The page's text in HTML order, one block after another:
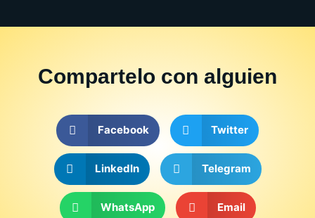
Compartelo con alguien
Facebook Twitter
LinkedIn Telegram
WhatsApp Email